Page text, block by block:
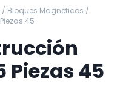
/ Bloques Magnéticos /
45
Piezas 45